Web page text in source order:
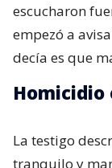
escucharon
empezó a
decía es que
Homicidio
La testigo
tranquilo y